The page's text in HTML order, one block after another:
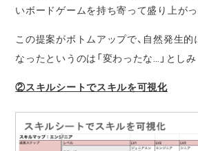
いボードゲームを持ち寄って盛り上がっ
この提案がボトムアップで、自然発生
なったというのは「変わったな…」とし
②スキルシートでスキルを可視化